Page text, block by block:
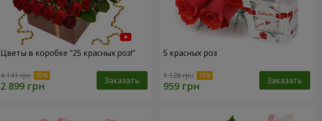
Цветы в коробке "25 красных роз!"
4 141 грн Заказать
5 красных роз
1 128 грн Заказать